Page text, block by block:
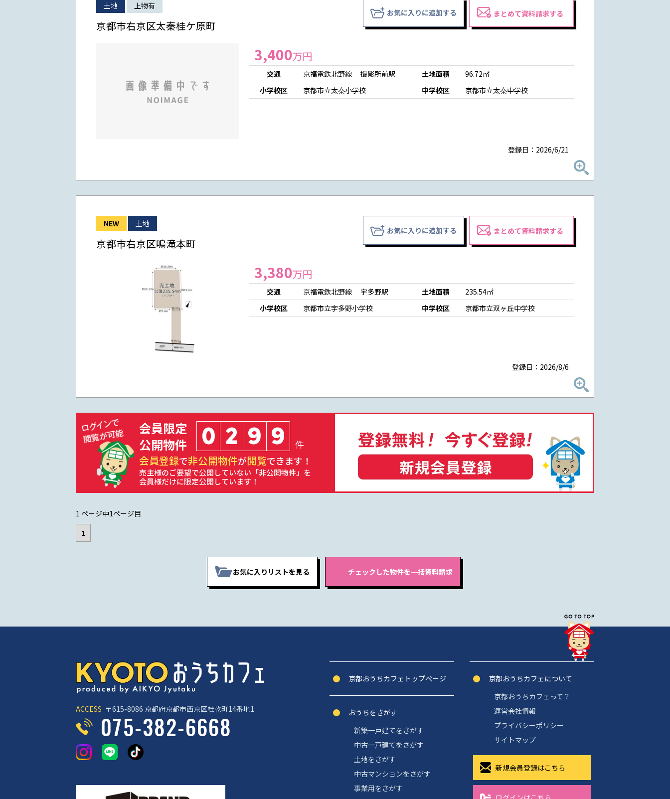
土地 上物有
京都市右京区太秦桂ケ原町
お気に入りに追加する まとめて資料請求する
3,400万円
交通 京福電鉄北野線 撮影所前駅 土地面積
96.72㎡
小学校区
京都市立太秦小学校 中学校区 京都市立太秦中学校
登録日：2026/6/21
NEW 土地
京都市右京区鳴滝本町
お気に入りに追加する まとめて資料請求する
3,380万円
交通 京福電鉄北野線 宇多野駅 土地面積
235.54㎡
小学校区
京都市立宇多野小学校 中学校区 京都市立双ヶ丘中学校
登録日：2026/8/6
会員限定
公開物件
0 2 9 9 件
会員登録で非公開物件が閲覧できます！
売主様のご要望で公開していない「非公開物件」を
会員様だけに限定公開しています！
1 ページ中1ページ目
1
お気に入りリストを見る
ACCESS 〒615-8086 京都府京都市西京区桂乾町14番地1
075-382-6668
京都おうちカフェトップぺージ
おうちをさがす
新築一戸建てをさがす
中古一戸建てをさがす
土地をさがす
中古マンションをさがす
事業用をさがす
京都おうちカフェについて
京都おうちカフェって？
運営会社情報
プライバシーポリシー
サイトマップ
新規会員登録はこちら